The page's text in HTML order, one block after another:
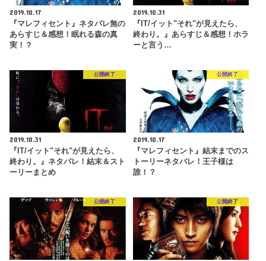
2019.10.17
『マレフィセント』ネタバレ無の
あらすじ＆感想！眠れる森の真
実！？
2019.10.31
『IT/イット"それ"が見えたら、
終わり。』あらすじ＆感想！ホラ
ーと言う…
公開終了
2019.10.31
『IT/イット"それ"が見えたら、
終わり。』ネタバレ！結末＆スト
ーリーまとめ
公開終了
2019.10.17
『マレフィセント』結末までのス
トーリーネタバレ！王子様は
誰！？
公開終了 公開終了